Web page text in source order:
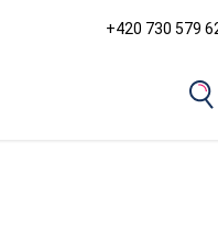
+420 730 579